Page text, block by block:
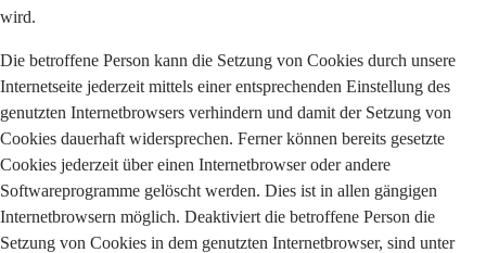
wird.
Die betroffene Person kann die Setzung von Cookies durch unsere
Internetseite jederzeit mittels einer entsprechenden Einstellung des
genutzten Internetbrowsers verhindern und damit der Setzung von
Cookies dauerhaft widersprechen. Ferner können bereits gesetzte
Cookies jederzeit über einen Internetbrowser oder andere
Softwareprogramme gelöscht werden. Dies ist in allen gängigen
Internetbrowsern möglich. Deaktiviert die betroffene Person die
Setzung von Cookies in dem genutzten Internetbrowser, sind unter